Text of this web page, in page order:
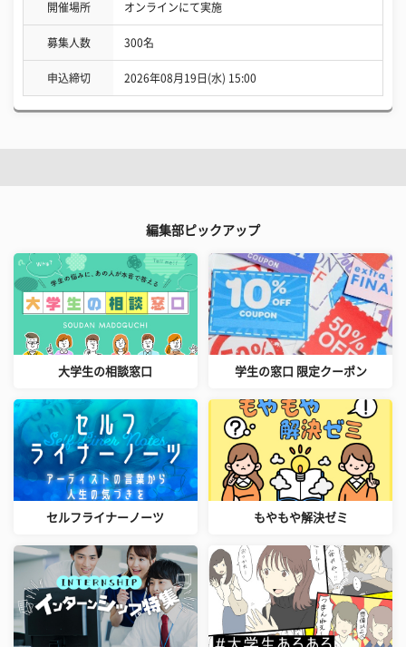
開催場所 オンラインにて実施
募集人数 300名
申込締切 2026年08月19日(水) 15:00
編集部ピックアップ
大学生の相談窓口 学生の窓口 限定クーポン
セルフライナーノーツ もやもや解決ゼミ